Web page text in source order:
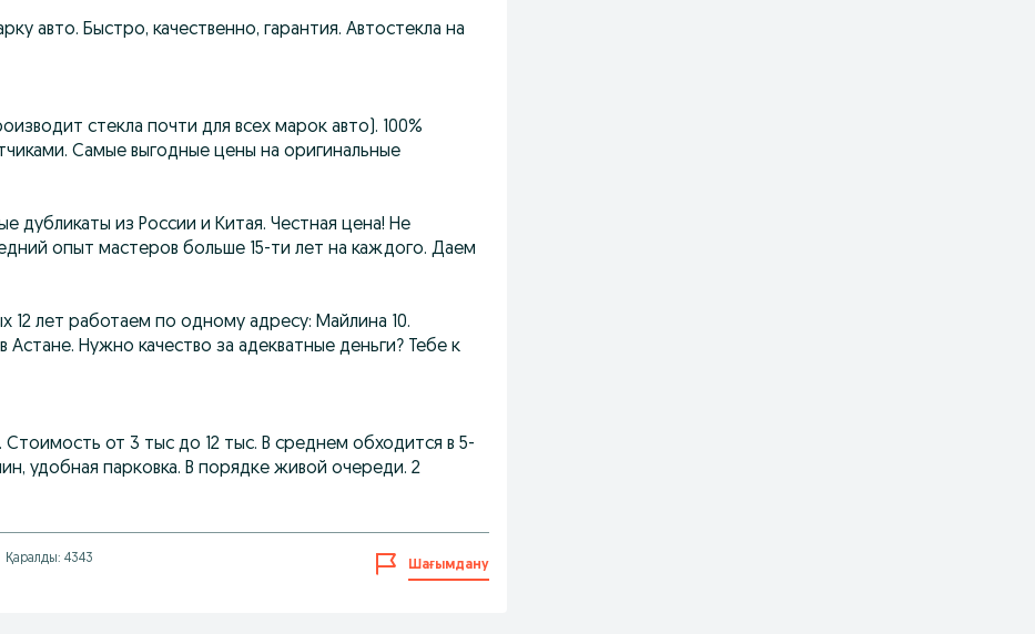
авто. Быстро, качественно, гарантия. Автостекла на
стекла почти для всех марок авто). 100%
Самые выгодные цены на оригинальные
дубликаты из России и Китая. Честная цена! Не
опыт мастеров больше 15-ти лет на каждого. Даем
12 лет работаем по одному адресу: Майлина 10.
Нужно качество за адекватные деньги? Тебе к
от 3 тыс до 12 тыс. В среднем обходится в 5-
удобная парковка. В порядке живой очереди. 2
Қаралды: 4343 Шағымдану